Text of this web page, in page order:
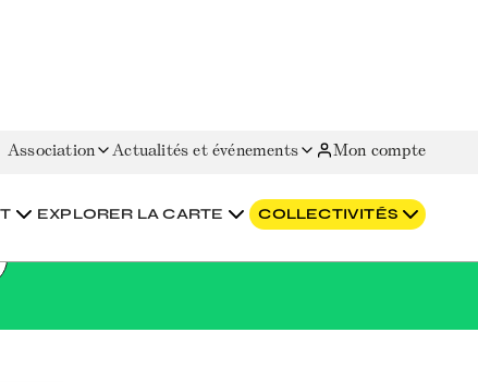
Association Actualités et événements Mon compte
EXPLORER LA CARTE COLLECTIVITÉS